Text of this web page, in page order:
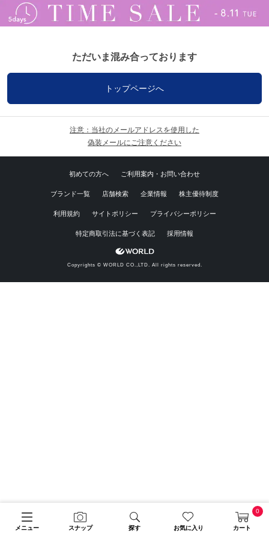
メニュー スナップ 探す お気に入り カート
0
ただいま混み合っております
トップページへ
注意：当社のメールアドレスを使用した
偽装メールにご注意ください
初めての方へ ご利用案内・お問い合わせ
ブランド一覧 店舗検索 企業情報 株主優待制度
利用規約 サイトポリシー プライバシーポリシー
特定商取引法に基づく表記 採用情報
Copyrights © WORLD CO.,LTD. All rights reserved.